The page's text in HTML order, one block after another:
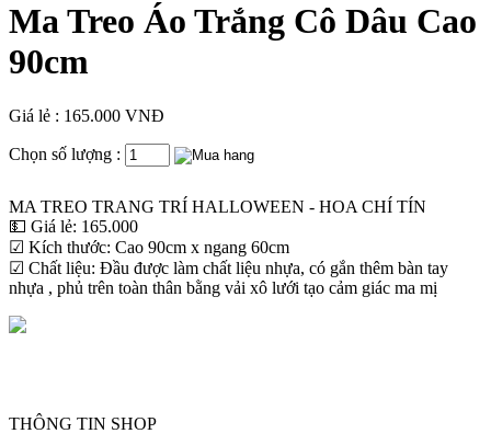
Ma Treo Áo Trắng Cô Dâu Cao
90cm
Giá lẻ : 165.000 VNĐ
Chọn số lượng :
MA TREO TRANG TRÍ HALLOWEEN - HOA CHÍ TÍN
💵 Giá lẻ: 165.000
☑ Kích thước: Cao 90cm x ngang 60cm
☑ Chất liệu: Đầu được làm chất liệu nhựa, có gắn thêm bàn tay
nhựa , phủ trên toàn thân bằng vải xô lưới tạo cảm giác ma mị
THÔNG TIN SHOP